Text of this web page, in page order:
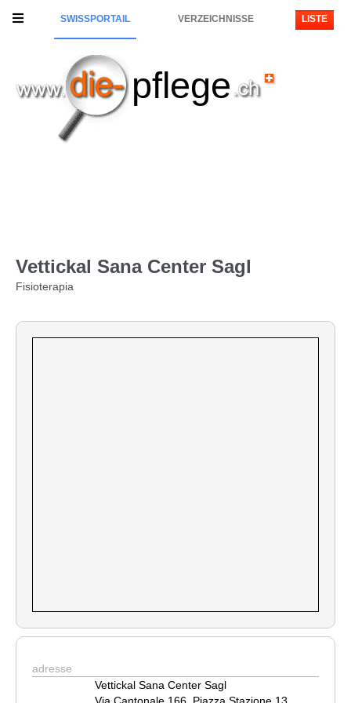
SWISSPORTAIL VERZEICHNISSE LISTE
pflege
Vettickal Sana Center Sagl
Fisioterapia
adresse
Vettickal Sana Center Sagl